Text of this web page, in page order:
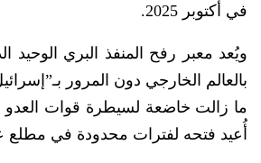
في أكتوبر 2025.
ويُعد معبر رفح المنفذ البري
بالعالم الخارجي دون المرور
أُعيد فتحه لفترات محدودة في مطلع عام